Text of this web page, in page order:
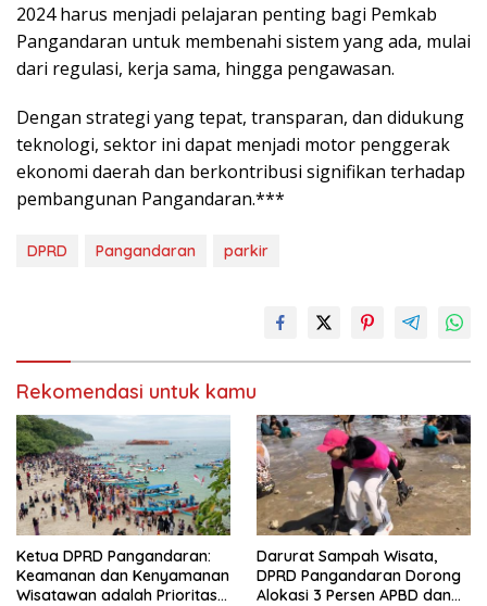
2024 harus menjadi pelajaran penting bagi Pemkab
Pangandaran untuk membenahi sistem yang ada, mulai
dari regulasi, kerja sama, hingga pengawasan.
Dengan strategi yang tepat, transparan, dan didukung
teknologi, sektor ini dapat menjadi motor penggerak
ekonomi daerah dan berkontribusi signifikan terhadap
pembangunan Pangandaran.***
DPRD Pangandaran parkir
Rekomendasi untuk kamu
Ketua DPRD Pangandaran:
Keamanan dan Kenyamanan
Wisatawan adalah Prioritas
Darurat Sampah Wisata,
DPRD Pangandaran Dorong
Alokasi 3 Persen APBD dan